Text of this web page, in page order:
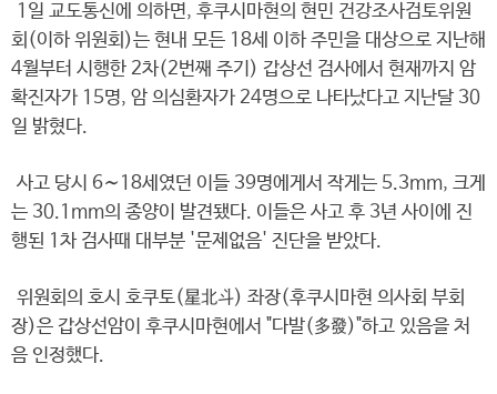
1일 교도통신에 의하면, 후쿠시마현의 현민 건강조사검토위원
회(이하 위원회)는 현내 모든 18세 이하 주민을 대상으로 지난해
4월부터 시행한 2차(2번째 주기) 갑상선 검사에서 현재까지 암
확진자가 15명, 암 의심환자가 24명으로 나타났다고 지난달 30
일 밝혔다.
사고 당시 6∼18세였던 이들 39명에게서 작게는 5.3mm, 크게
는 30.1mm의 종양이 발견됐다. 이들은 사고 후 3년 사이에 진
행된 1차 검사때 대부분 '문제없음' 진단을 받았다.
위원회의 호시 호쿠토(星北斗) 좌장(후쿠시마현 의사회 부회
장)은 갑상선암이 후쿠시마현에서 "다발(多發)"하고 있음을 처
음 인정했다.